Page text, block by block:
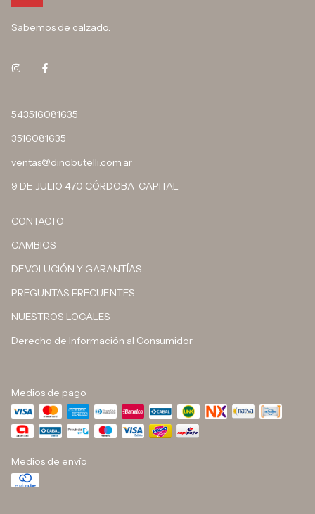
Sabemos de calzado.
543516081635
3516081635
ventas@dinobutelli.com.ar
9 DE JULIO 470 CÓRDOBA-CAPITAL
CONTACTO
CAMBIOS
DEVOLUCIÓN Y GARANTÍAS
PREGUNTAS FRECUENTES
NUESTROS LOCALES
Derecho de Información al Consumidor
Medios de pago
Medios de envío